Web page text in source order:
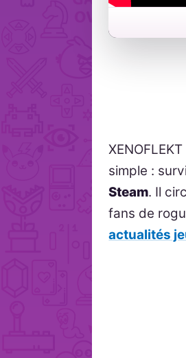
simple :
Steam. Il
fans de
actualités